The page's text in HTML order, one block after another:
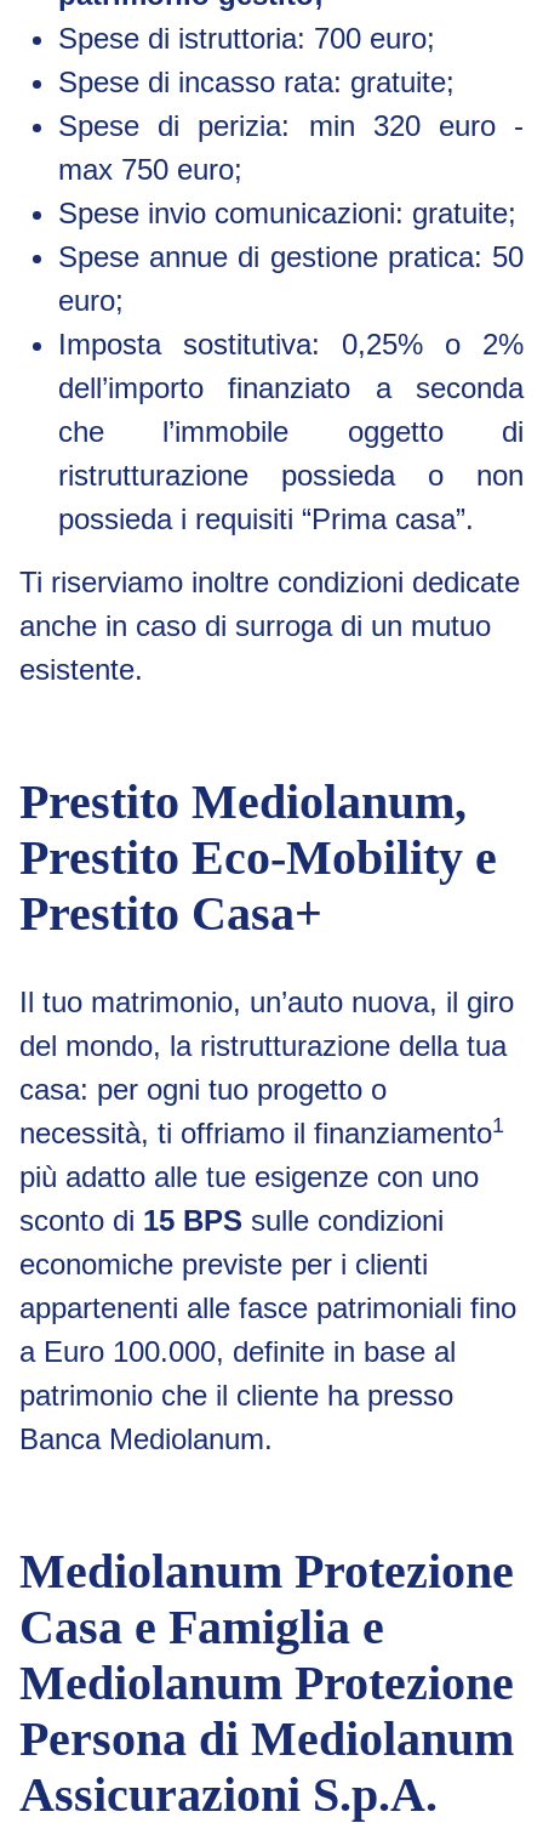
Spese di istruttoria: 700 euro;
Spese di incasso rata: gratuite;
Spese di perizia: min 320 euro -
max 750 euro;
Spese invio comunicazioni: gratuite;
Spese annue di gestione pratica: 50
euro;
Imposta sostitutiva: 0,25% o 2%
dell’importo finanziato a seconda
che l’immobile oggetto di
ristrutturazione possieda o non
possieda i requisiti “Prima casa”.
Ti riserviamo inoltre condizioni dedicate
anche in caso di surroga di un mutuo
esistente.
Prestito Mediolanum,
Prestito Eco-Mobility e
Prestito Casa+
Il tuo matrimonio, un’auto nuova, il giro
del mondo, la ristrutturazione della tua
casa: per ogni tuo progetto o
necessità, ti offriamo il finanziamento1
più adatto alle tue esigenze con uno
sconto di 15 BPS sulle condizioni
economiche previste per i clienti
appartenenti alle fasce patrimoniali fino
a Euro 100.000, definite in base al
patrimonio che il cliente ha presso
Banca Mediolanum.
Mediolanum Protezione
Casa e Famiglia e
Mediolanum Protezione
Persona di Mediolanum
Assicurazioni S.p.A.